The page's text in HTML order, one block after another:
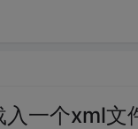
一个xml文